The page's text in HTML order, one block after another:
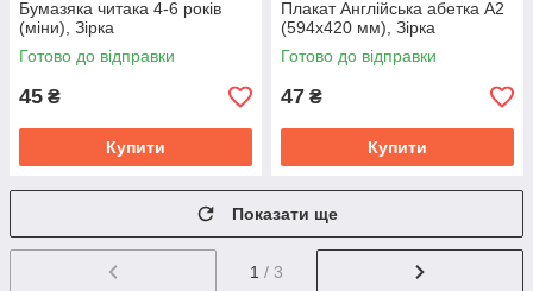
Бумазяка читака 4-6 років
(міни), Зірка
Готово до відправки
45 ₴
Купити
Плакат Англійська абетка А2
(594х420 мм), Зірка
Готово до відправки
47 ₴
Купити
Показати ще
1 / 3